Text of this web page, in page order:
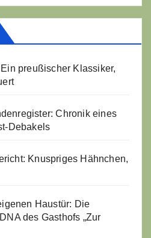
preußischer Klassiker,
Chronik eines
Debakels
Knuspriges Hähnchen,
Haustür: Die
des Gasthofs „Zur